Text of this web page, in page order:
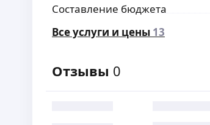
Составление бюджета
Все услуги и цены 13
Отзывы 0